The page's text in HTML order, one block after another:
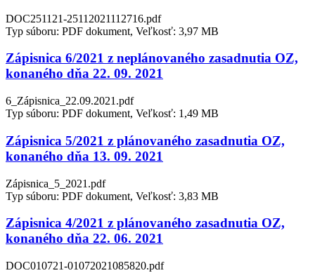
DOC251121-25112021112716.pdf
Typ súboru: PDF dokument, Veľkosť: 3,97 MB
Zápisnica 6/2021 z neplánovaného zasadnutia OZ,
konaného dňa 22. 09. 2021
6_Zápisnica_22.09.2021.pdf
Typ súboru: PDF dokument, Veľkosť: 1,49 MB
Zápisnica 5/2021 z plánovaného zasadnutia OZ,
konaného dňa 13. 09. 2021
Zápisnica_5_2021.pdf
Typ súboru: PDF dokument, Veľkosť: 3,83 MB
Zápisnica 4/2021 z plánovaného zasadnutia OZ,
konaného dňa 22. 06. 2021
DOC010721-01072021085820.pdf